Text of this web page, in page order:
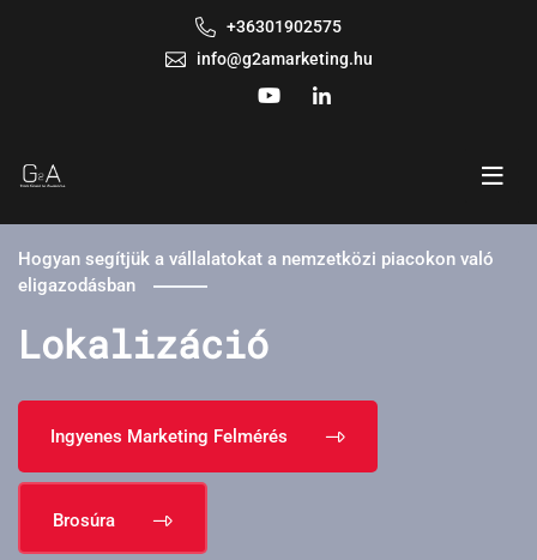
+36301902575
info@g2amarketing.hu
Hogyan segítjük a vállalatokat a nemzetközi piacokon való
eligazodásban
Lokalizáció
Ingyenes Marketing Felmérés
Brosúra